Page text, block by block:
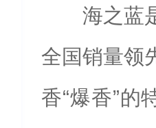
海之蓝
全国销量领
香“爆香”的